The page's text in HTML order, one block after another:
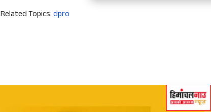
Related Topics:dpro